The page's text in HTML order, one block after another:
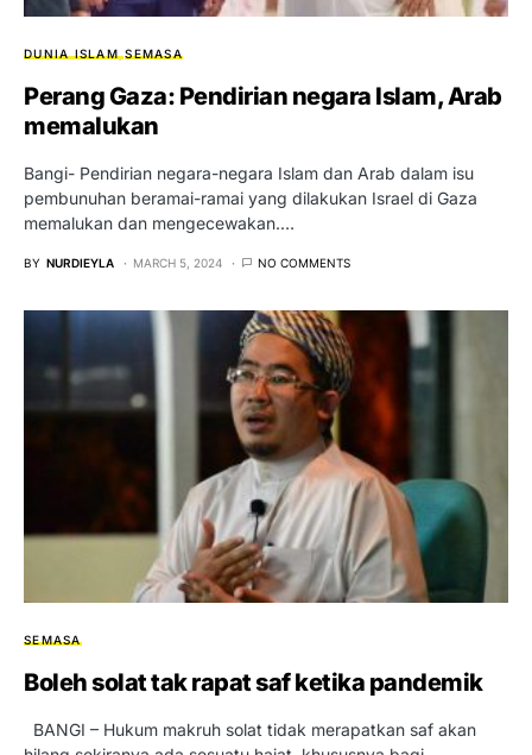
DUNIA ISLAM SEMASA
Perang Gaza: Pendirian negara Islam, Arab
memalukan
Bangi- Pendirian negara-negara Islam dan Arab dalam isu
pembunuhan beramai-ramai yang dilakukan Israel di Gaza
memalukan dan mengecewakan.…
BY NURDIEYLA MARCH 5, 2024 NO COMMENTS
SEMASA
Boleh solat tak rapat saf ketika pandemik
BANGI – Hukum makruh solat tidak merapatkan saf akan